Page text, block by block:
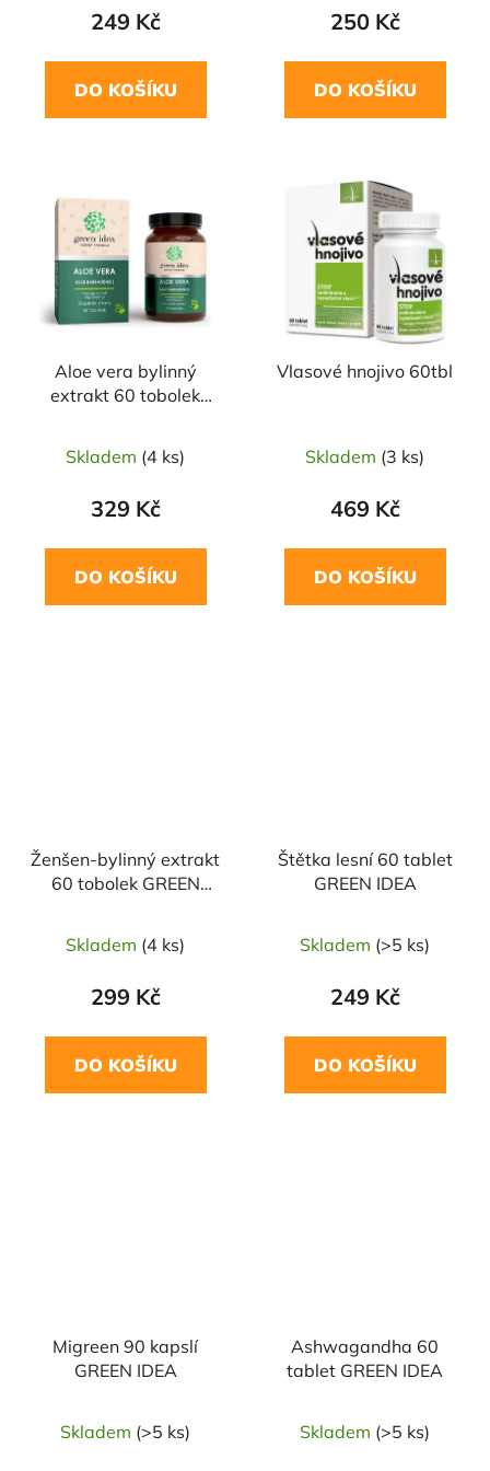
249 Kč
DO KOŠÍKU
250 Kč
DO KOŠÍKU
Aloe vera bylinný
extrakt 60 tobolek
Skladem (4 ks)
329 Kč
DO KOŠÍKU
Vlasové hnojivo 60tbl
Skladem (3 ks)
469 Kč
DO KOŠÍKU
Ženšen-bylinný extrakt
60 tobolek GREEN
Skladem (4 ks)
299 Kč
DO KOŠÍKU
Štětka lesní 60 tablet
GREEN IDEA
Skladem (>5 ks)
249 Kč
DO KOŠÍKU
Migreen 90 kapslí
GREEN IDEA
Skladem (>5 ks)
Ashwagandha 60
tablet GREEN IDEA
Skladem (>5 ks)